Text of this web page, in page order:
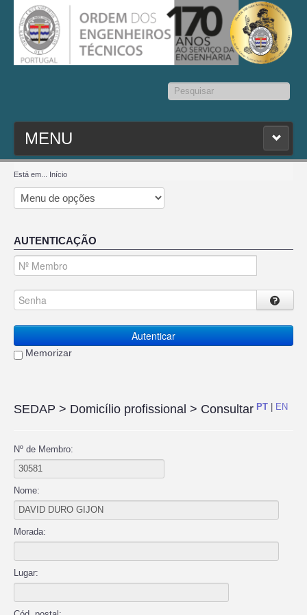
Pesquisar...
MENU
PESQ. MEMBROS
ESTATUTO
CONTACTOS
SEDAP
Está em... Início
AUTENTICAÇÃO
Autenticar
Memorizar
PT EN
SEDAP > Domicílio profissional > Consultar
Nº de Membro:
Nome:
Morada:
Lugar: